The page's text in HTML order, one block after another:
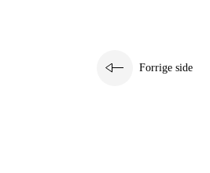
Forrige side